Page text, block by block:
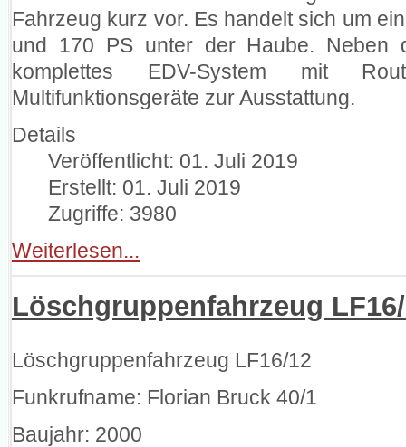
Fahrzeug kurz vor. Es handelt sich um
und 170 PS unter der Haube. Neben
komplettes EDV-System mit
Multifunktionsgeräte zur Ausstattung.
Details
Veröffentlicht: 01. Juli 2019
Erstellt: 01. Juli 2019
Zugriffe: 3980
Weiterlesen...
Löschgruppenfahrzeug
Löschgruppenfahrzeug LF16/12
Funkrufname: Florian Bruck 40/1
Baujahr: 2000